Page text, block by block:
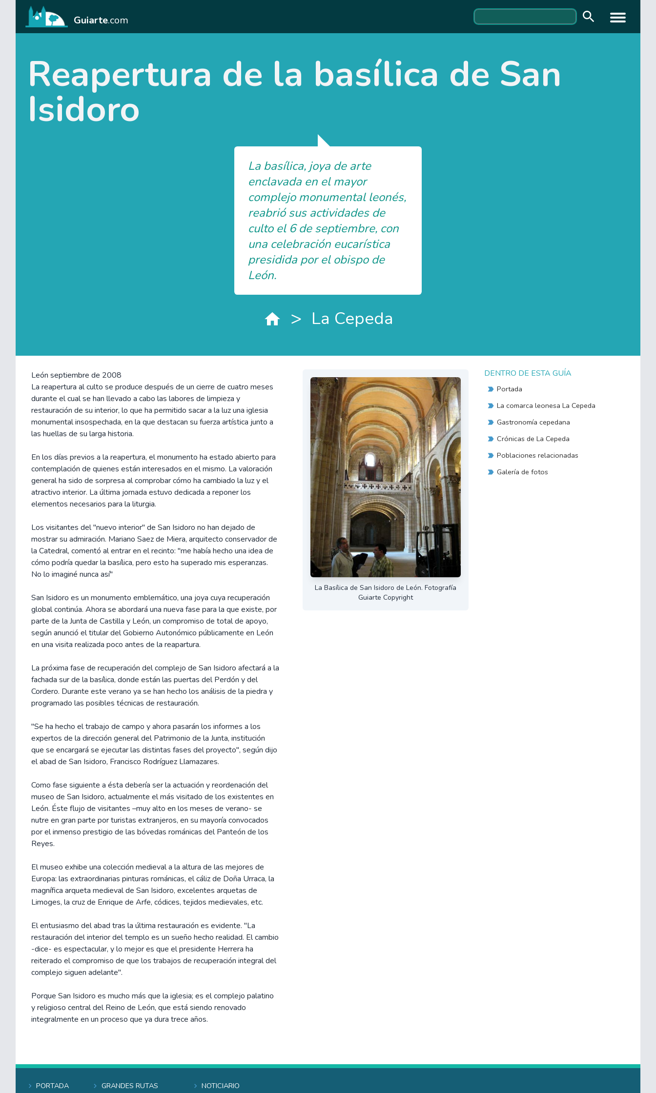
Guiarte.com
Reapertura de la basílica de San
Isidoro
La basílica, joya de arte
enclavada en el mayor
complejo monumental leonés,
reabrió sus actividades de
culto el 6 de septiembre, con
una celebración eucarística
presidida por el obispo de
León.
> La Cepeda
León septiembre de 2008
La reapertura al culto se produce después de un cierre de cuatro meses
durante el cual se han llevado a cabo las labores de limpieza y
restauración de su interior, lo que ha permitido sacar a la luz una iglesia
monumental insospechada, en la que destacan su fuerza artística junto a
las huellas de su larga historia.
En los días previos a la reapertura, el monumento ha estado abierto para
contemplación de quienes están interesados en el mismo. La valoración
general ha sido de sorpresa al comprobar cómo ha cambiado la luz y el
atractivo interior. La última jornada estuvo dedicada a reponer los
elementos necesarios para la liturgia.
Los visitantes del "nuevo interior" de San Isidoro no han dejado de
mostrar su admiración. Mariano Saez de Miera, arquitecto conservador de
la Catedral, comentó al entrar en el recinto: "me había hecho una idea de
cómo podría quedar la basílica, pero esto ha superado mis esperanzas.
No lo imaginé nunca así"
San Isidoro es un monumento emblemático, una joya cuya recuperación
global continúa. Ahora se abordará una nueva fase para la que existe, por
parte de la Junta de Castilla y León, un compromiso de total de apoyo,
según anunció el titular del Gobierno Autonómico públicamente en León
en una visita realizada poco antes de la reapartura.
La próxima fase de recuperación del complejo de San Isidoro afectará a la
fachada sur de la basílica, donde están las puertas del Perdón y del
Cordero. Durante este verano ya se han hecho los análisis de la piedra y
programado las posibles técnicas de restauración.
"Se ha hecho el trabajo de campo y ahora pasarán los informes a los
expertos de la dirección general del Patrimonio de la Junta, institución
que se encargará se ejecutar las distintas fases del proyecto", según dijo
el abad de San Isidoro, Francisco Rodríguez Llamazares.
Como fase siguiente a ésta debería ser la actuación y reordenación del
museo de San Isidoro, actualmente el más visitado de los existentes en
León. Éste flujo de visitantes –muy alto en los meses de verano- se
nutre en gran parte por turistas extranjeros, en su mayoría convocados
por el inmenso prestigio de las bóvedas románicas del Panteón de los
Reyes.
El museo exhibe una colección medieval a la altura de las mejores de
Europa: las extraordinarias pinturas románicas, el cáliz de Doña Urraca, la
magnífica arqueta medieval de San Isidoro, excelentes arquetas de
Limoges, la cruz de Enrique de Arfe, códices, tejidos medievales, etc.
El entusiasmo del abad tras la última restauración es evidente. "La
restauración del interior del templo es un sueño hecho realidad. El cambio
-dice- es espectacular, y lo mejor es que el presidente Herrera ha
reiterado el compromiso de que los trabajos de recuperación integral del
complejo siguen adelante".
Porque San Isidoro es mucho más que la iglesia; es el complejo palatino
y religioso central del Reino de León, que está siendo renovado
integralmente en un proceso que ya dura trece años.
La Basílica de San Isidoro de León. Fotografía
Guiarte Copyright
DENTRO DE ESTA GUÍA
Portada
La comarca leonesa La Cepeda
Gastronomía cepedana
Crónicas de La Cepeda
Poblaciones relacionadas
Galería de fotos
Portada Grandes rutas Noticiario